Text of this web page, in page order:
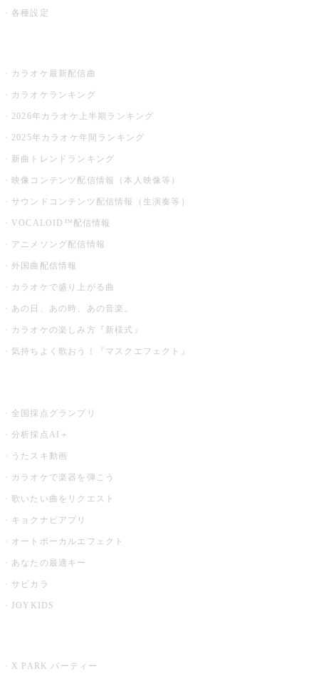
各種設定
カラオケ最新配信曲
カラオケランキング
2026年カラオケ上半期ランキング
2025年カラオケ年間ランキング
新曲トレンドランキング
映像コンテンツ配信情報（本人映像等）
サウンドコンテンツ配信情報（生演奏等）
VOCALOID™配信情報
アニメソング配信情報
外国曲配信情報
カラオケで盛り上がる曲
あの日、あの時、あの音楽。
カラオケの楽しみ方『新様式』
気持ちよく歌おう！『マスクエフェクト』
全国採点グランプリ
分析採点AI＋
うたスキ動画
カラオケで楽器を弾こう
歌いたい曲をリクエスト
キョクナビアプリ
オートボーカルエフェクト
あなたの最適キー
サビカラ
JOYKIDS
X PARK パーティー